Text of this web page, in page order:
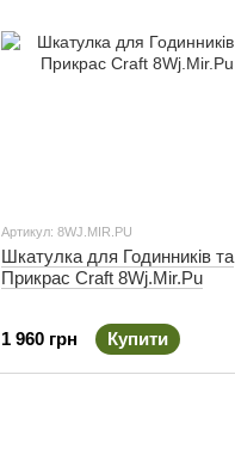
Артикул: 8WJ.MIR.PU
Шкатулка для Годинників та
Прикрас Craft 8Wj.Mir.Pu
1 960 грн Купити